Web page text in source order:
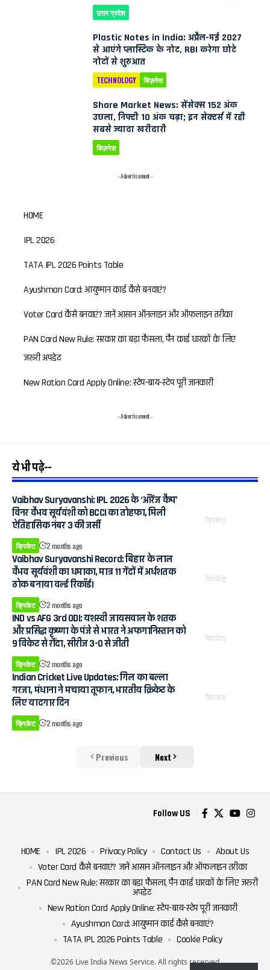
उत्तर प्रदेश
Plastic Notes in India: अप्रैल-मई 2027
से आएंगे प्लास्टिक के नोट, RBI करेगा छोटे
नोटों से शुरुआत
TECHNOLOGY बिज़नेस
Share Market News: सेंसेक्स 152 अंक
उछला, निफ्टी 10 अंक चढ़ा; इन सेक्टर्स में रही
सबसे ज्यादा खरीदारी
बिज़नेस
- Advertisement -
HOME
IPL 2026
TATA IPL 2026 Points Table
Ayushman Card: आयुष्मान कार्ड कैसे बनवाएं?
Voter Card कैसे बनवाएं? जानें आसान ऑनलाइन और ऑफलाइन तरीका
PAN Card New Rule: सरकार का बड़ा फैसला, पैन कार्ड धारकों के लिए
जरूरी अपडेट
New Ration Card Apply Online: स्टेप-बाय-स्टेप पूरी जानकारी
- Advertisement -
ये भी पढ़े--
क्रिकेट
Vaibhav Suryavanshi: IPL 2026 के ‘ऑरेंज कैप’
विनर वैभव सूर्यवंशी को BCCI का तोहफा, मिली
ऐतिहासिक नंबर 3 की जर्सी
क्रिकेट 2 months ago
क्रिकेट
Vaibhav Suryavanshi Record: बिहार के लाल
वैभव सूर्यवंशी का धमाका, मात्र 11 गेंदों में अर्धशतक
ठोक बनाया वर्ल्ड रिकॉर्ड।
क्रिकेट 2 months ago
क्रिकेट
IND vs AFG 3rd ODI: यशस्वी जायसवाल के शतक
और प्रसिद्ध कृष्णा के पंजे से भारत ने अफगानिस्तान को
9 विकेट से रौंदा, सीरीज 3-0 से जीती
क्रिकेट 2 months ago
क्रिकेट
Indian Cricket Live Updates: गिल का बल्ला
गरजा, मंधाना ने मचाया तूफान, भारतीय क्रिकेट के
लिए यादगार दिन
क्रिकेट 2 months ago
Previous Next
Follow US
©2026 Live India News Service. All rights reserved
HOME IPL 2026 Privacy Policy Contact Us
About Us
Voter Card कैसे बनवाएं? जानें आसान ऑनलाइन और ऑफलाइन तरीका
PAN Card New Rule: सरकार का बड़ा फैसला, पैन कार्ड धारकों के लिए जरूरी
अपडेट
New Ration Card Apply Online: स्टेप-बाय-स्टेप पूरी जानकारी
Ayushman Card: आयुष्मान कार्ड कैसे बनवाएं?
TATA IPL 2026 Points Table
Cookie Policy